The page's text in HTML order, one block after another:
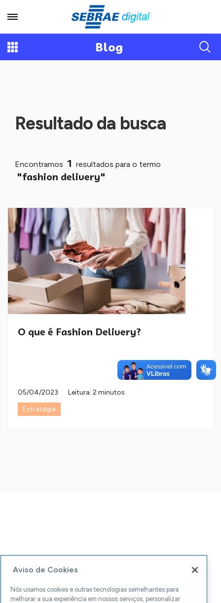
Blog
Resultado da busca
Encontramos 1 resultados para o termo
"fashion delivery"
O que é Fashion Delivery?
05/04/2023
Leitura: 2 minutos
Estratégia
Aviso de Cookies
Nós usamos cookies e outras tecnologias semelhantes para
melhorar a sua experiência em nossos serviços, personalizar